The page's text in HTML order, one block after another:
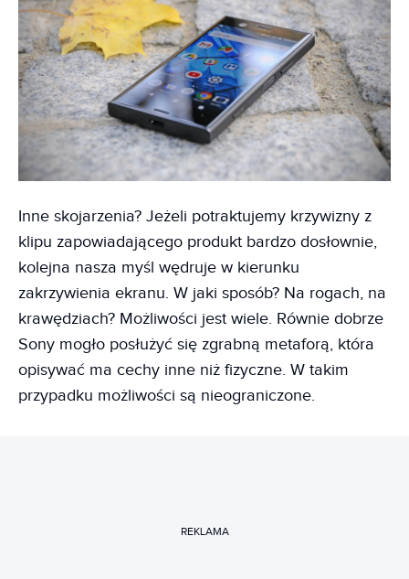
Inne skojarzenia? Jeżeli potraktujemy krzywizny z
klipu zapowiadającego produkt bardzo dosłownie,
kolejna nasza myśl wędruje w kierunku
zakrzywienia ekranu. W jaki sposób? Na rogach, na
krawędziach? Możliwości jest wiele. Równie dobrze
Sony mogło posłużyć się zgrabną metaforą, która
opisywać ma cechy inne niż fizyczne. W takim
przypadku możliwości są nieograniczone.
REKLAMA